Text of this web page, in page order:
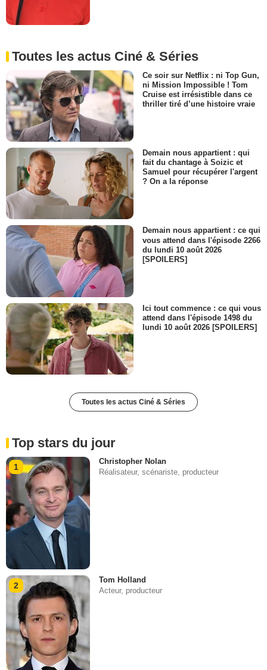
Toutes les actus Ciné & Séries
Ce soir sur Netflix : ni Top Gun,
ni Mission Impossible ! Tom
Cruise est irrésistible dans ce
thriller tiré d’une histoire vraie
Demain nous appartient : qui
fait du chantage à Soizic et
Samuel pour récupérer l'argent
? On a la réponse
Demain nous appartient : ce qui
vous attend dans l'épisode 2266
du lundi 10 août 2026
[SPOILERS]
Ici tout commence : ce qui vous
attend dans l'épisode 1498 du
lundi 10 août 2026 [SPOILERS]
Toutes les actus Ciné & Séries
Top stars du jour
1
Christopher Nolan
Réalisateur, scénariste, producteur
2
Tom Holland
Acteur, producteur